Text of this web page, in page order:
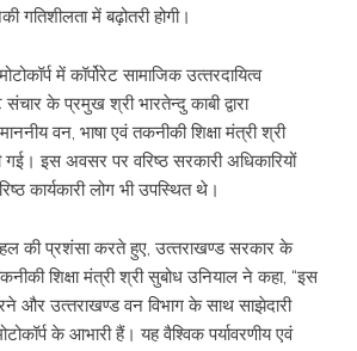
में बढ़ोतरी होगी।
में कॉर्पोरेट सामाजिक उत्‍तरदायित्‍व
के प्रमुख श्री भारतेन्‍दु काबी द्वारा
वन, भाषा एवं तकनीकी शिक्षा मंत्री श्री
गई। इस अवसर पर वरिष्‍ठ सरकारी अधिकारियों
कार्यकारी लोग भी उपस्थित थे।
पहल की प्रशंसा करते हुए, उत्‍तराखण्‍ड सरकार के
शिक्षा मंत्री श्री सुबोध उनियाल ने कहा, “इस
और उत्‍तराखण्‍ड वन विभाग के साथ साझेदारी
के आभारी हैं। यह वैश्विक पर्यावरणीय एवं